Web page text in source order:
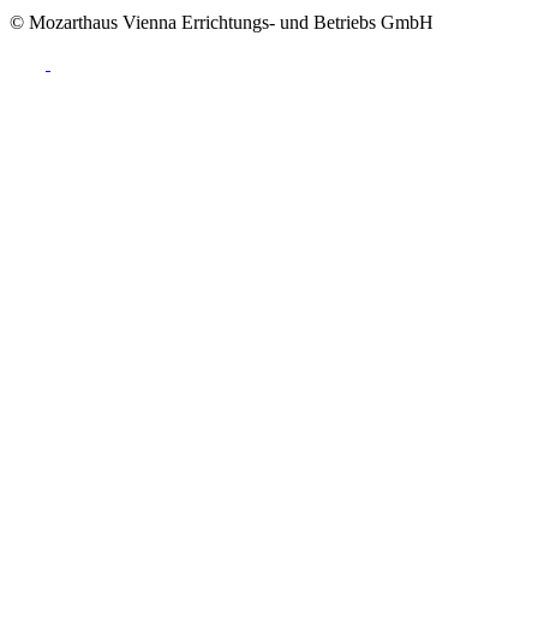
© Mozarthaus Vienna Errichtungs- und Betriebs GmbH